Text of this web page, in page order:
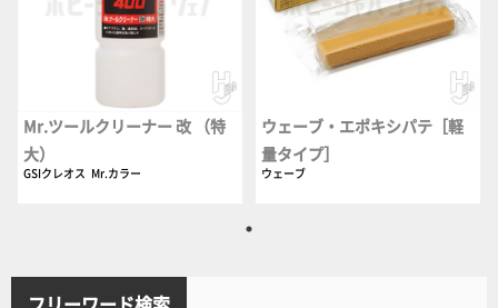
Mr.ツールクリーナー 改 （特
大）
GSIクレオス Mr.カラー
ウェーブ・エポキシパテ［軽
量タイプ］
ウェーブ